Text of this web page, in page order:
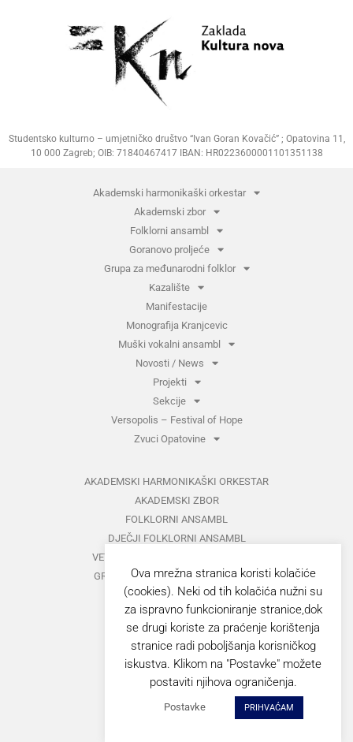
Studentsko kulturno – umjetničko društvo “Ivan Goran Kovačić” ; Opatovina 11,
10 000 Zagreb; OIB: 71840467417 IBAN: HR0223600001101351138
Akademski harmonikaški orkestar
Akademski zbor
Folklorni ansambl
Goranovo proljeće
Grupa za međunarodni folklor
Kazalište
Manifestacije
Monografija Kranjcevic
Muški vokalni ansambl
Novosti / News
Projekti
Sekcije
Versopolis – Festival of Hope
Zvuci Opatovine
AKADEMSKI HARMONIKAŠKI ORKESTAR
AKADEMSKI ZBOR
FOLKLORNI ANSAMBL
DJEČJI FOLKLORNI ANSAMBL
VETERANI FOLKLORNOG ANSAMBLA
GRUPA ZA MEĐUNARODNI FOLKLOR
KAZALIŠTE
MUŠKI VOKALNI ANSAMBL
ZAJEDNIČKI KONCERTI
GORANOVO PROLJEĆE
Ova mrežna stranica koristi kolačiće
(cookies). Neki od tih kolačića nužni su
za ispravno funkcioniranje stranice,dok
se drugi koriste za praćenje korištenja
stranice radi poboljšanja korisničkog
iskustva. Klikom na "Postavke" možete
postaviti njihova ograničenja.
Postavke PRIHVAĆAM